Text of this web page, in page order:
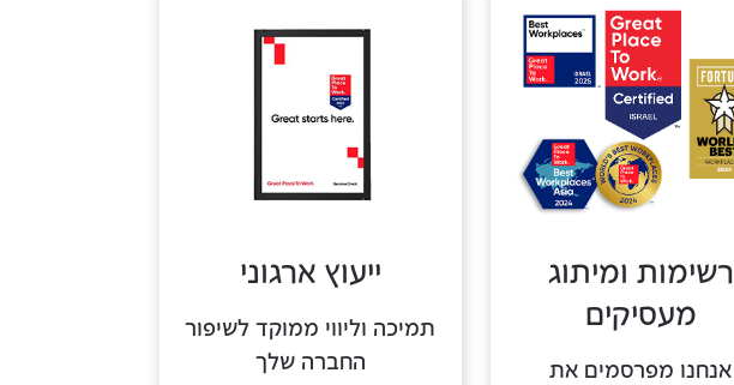
רשימות ומיתוג
מעסיקים
אנחנו מפרסמים את
ייעוץ ארגוני
תמיכה וליווי ממוקד לשיפור
החברה שלך